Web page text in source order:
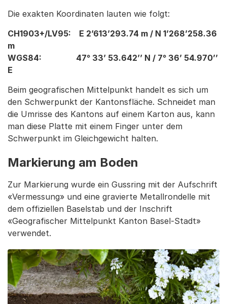
Die exakten Koordinaten lauten wie folgt:
CH1903+/LV95: E 2’613’293.74 m / N 1’268’258.36
m
WGS84: 47° 33’ 53.642’’ N / 7° 36’ 54.970’’
E
Beim geografischen Mittelpunkt handelt es sich um
den Schwerpunkt der Kantonsfläche. Schneidet man
die Umrisse des Kantons auf einem Karton aus, kann
man diese Platte mit einem Finger unter dem
Schwerpunkt im Gleichgewicht halten.
Markierung am Boden
Zur Markierung wurde ein Gussring mit der Aufschrift
«Vermessung» und eine gravierte Metallrondelle mit
dem offiziellen Baselstab und der Inschrift
«Geografischer Mittelpunkt Kanton Basel-Stadt»
verwendet.